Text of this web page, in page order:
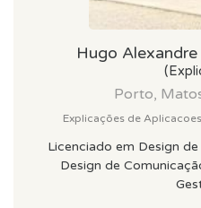
Hugo
Porto,
Explicações de
Licenciado em Design
Design de